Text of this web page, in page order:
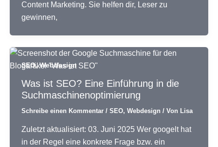
Content Marketing. Sie helfen dir, Leser zu
gewinnen,
SEO,Webdesign
Was ist SEO? Eine Einführung in die
Suchmaschinen­optimierung
Schreibe einen Kommentar / SEO, Webdesign / Von Lisa
Zuletzt aktualisiert: 03. Juni 2025 Wer googelt hat
in der Regel eine konkrete Frage bzw. ein